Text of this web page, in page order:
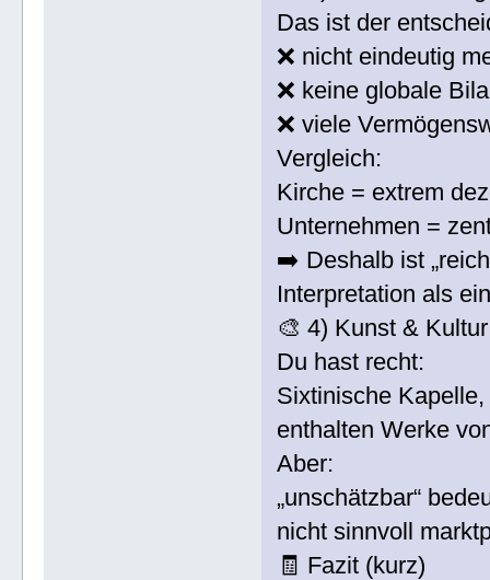
Das ist der
❌ nicht eindeutig
❌ keine globale
❌ viele
Vergleich:
Kirche = extrem
Unternehmen =
➡️ Deshalb ist
Interpretation als
🎨 4) Kunst &
Du hast recht:
Sixtinische
enthalten Werke
Aber:
„unschätzbar“
nicht sinnvoll
🧾 Fazit (kurz)